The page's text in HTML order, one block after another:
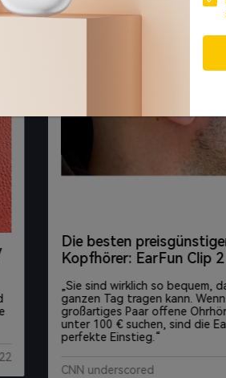
Die besten
Kopfhörer: EarFun Clip 2
„Sie sind wirklich so bequem,
ganzen Tag tragen kann.
großartiges Paar offene
unter 100 € suchen, sind die
perfekte Einstieg.“
CNN underscored